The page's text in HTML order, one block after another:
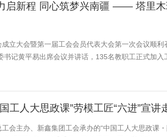
启新程 同心筑梦兴南疆 —— 塔里
立大会暨第一届工会会员代表大会第一次会议顺
记黄平易出席会议并讲话，135名教职工正式加入
工人大思政课”劳模工匠“六进”宣讲
会主办、新鑫集团工会承办的“中国工人大思政课